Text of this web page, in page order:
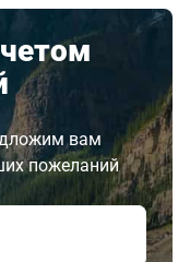
вам
пожеланий